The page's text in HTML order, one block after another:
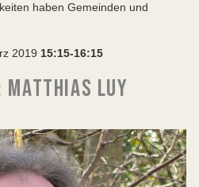
haben Gemeinden und
2019 15:15-16:15
MATTHIAS LUY